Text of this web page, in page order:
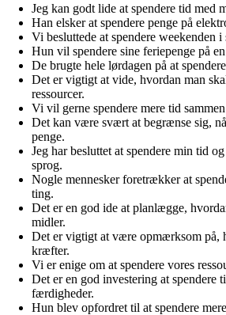
Jeg kan godt lide at spendere tid med
Han elsker at spendere penge på
Vi besluttede at spendere weekenden i
Hun vil spendere sine feriepenge på
De brugte hele lørdagen på at
Det er vigtigt at vide, hvordan man
ressourcer.
Vi vil gerne spendere mere tid
Det kan være svært at begrænse sig,
penge.
Jeg har besluttet at spendere min tid
sprog.
Nogle mennesker foretrækker at
ting.
Det er en god ide at planlægge,
midler.
Det er vigtigt at være opmærksom på,
kræfter.
Vi er enige om at spendere vores
Det er en god investering at spendere
færdigheder.
Hun blev opfordret til at spendere